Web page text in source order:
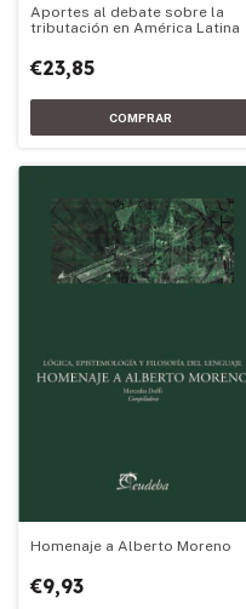
Aportes al debate sobre la
tributación en América Latina
€23,85
Homenaje a Alberto Moreno
€9,93